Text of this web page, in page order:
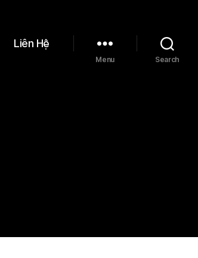
Liên Hệ
Menu Search